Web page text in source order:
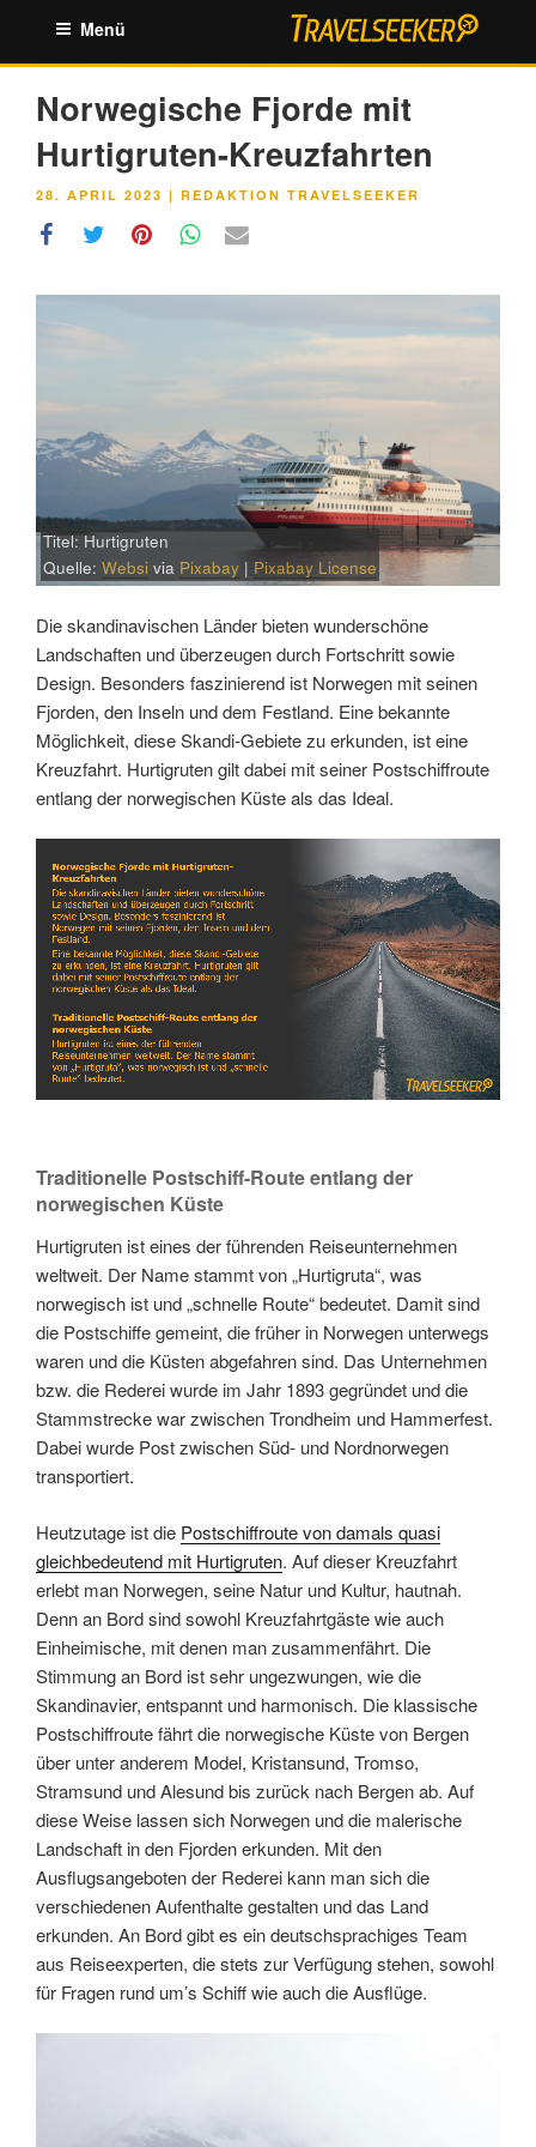
springen
Menü
Norwegische Fjorde mit
Hurtigruten-Kreuzfahrten
VERÖFFENTLICHT
28. APRIL 2023 | REDAKTION TRAVELSEEKER
Titel: Hurtigruten
Quelle:Websi via Pixabay | Pixabay License
Die skandinavischen Länder bieten wunderschöne
Landschaften und überzeugen durch Fortschritt sowie
Design. Besonders faszinierend ist Norwegen mit seinen
Fjorden, den Inseln und dem Festland. Eine bekannte
Möglichkeit, diese Skandi-Gebiete zu erkunden, ist eine
Kreuzfahrt. Hurtigruten gilt dabei mit seiner Postschiffroute
entlang der norwegischen Küste als das Ideal.
Traditionelle Postschiff-Route entlang der
norwegischen Küste
Hurtigruten ist eines der führenden Reiseunternehmen
weltweit. Der Name stammt von „Hurtigruta“, was
norwegisch ist und „schnelle Route“ bedeutet. Damit sind
die Postschiffe gemeint, die früher in Norwegen unterwegs
waren und die Küsten abgefahren sind. Das Unternehmen
bzw. die Rederei wurde im Jahr 1893 gegründet und die
Stammstrecke war zwischen Trondheim und Hammerfest.
Dabei wurde Post zwischen Süd- und Nordnorwegen
transportiert.
Heutzutage ist die Postschiffroute von damals quasi
gleichbedeutend mit Hurtigruten. Auf dieser Kreuzfahrt
erlebt man Norwegen, seine Natur und Kultur, hautnah.
Denn an Bord sind sowohl Kreuzfahrtgäste wie auch
Einheimische, mit denen man zusammenfährt. Die
Stimmung an Bord ist sehr ungezwungen, wie die
Skandinavier, entspannt und harmonisch. Die klassische
Postschiffroute fährt die norwegische Küste von Bergen
über unter anderem Model, Kristansund, Tromso,
Stramsund und Alesund bis zurück nach Bergen ab. Auf
diese Weise lassen sich Norwegen und die malerische
Landschaft in den Fjorden erkunden. Mit den
Ausflugsangeboten der Rederei kann man sich die
verschiedenen Aufenthalte gestalten und das Land
erkunden. An Bord gibt es ein deutschsprachiges Team
aus Reiseexperten, die stets zur Verfügung stehen, sowohl
für Fragen rund um’s Schiff wie auch die Ausflüge.